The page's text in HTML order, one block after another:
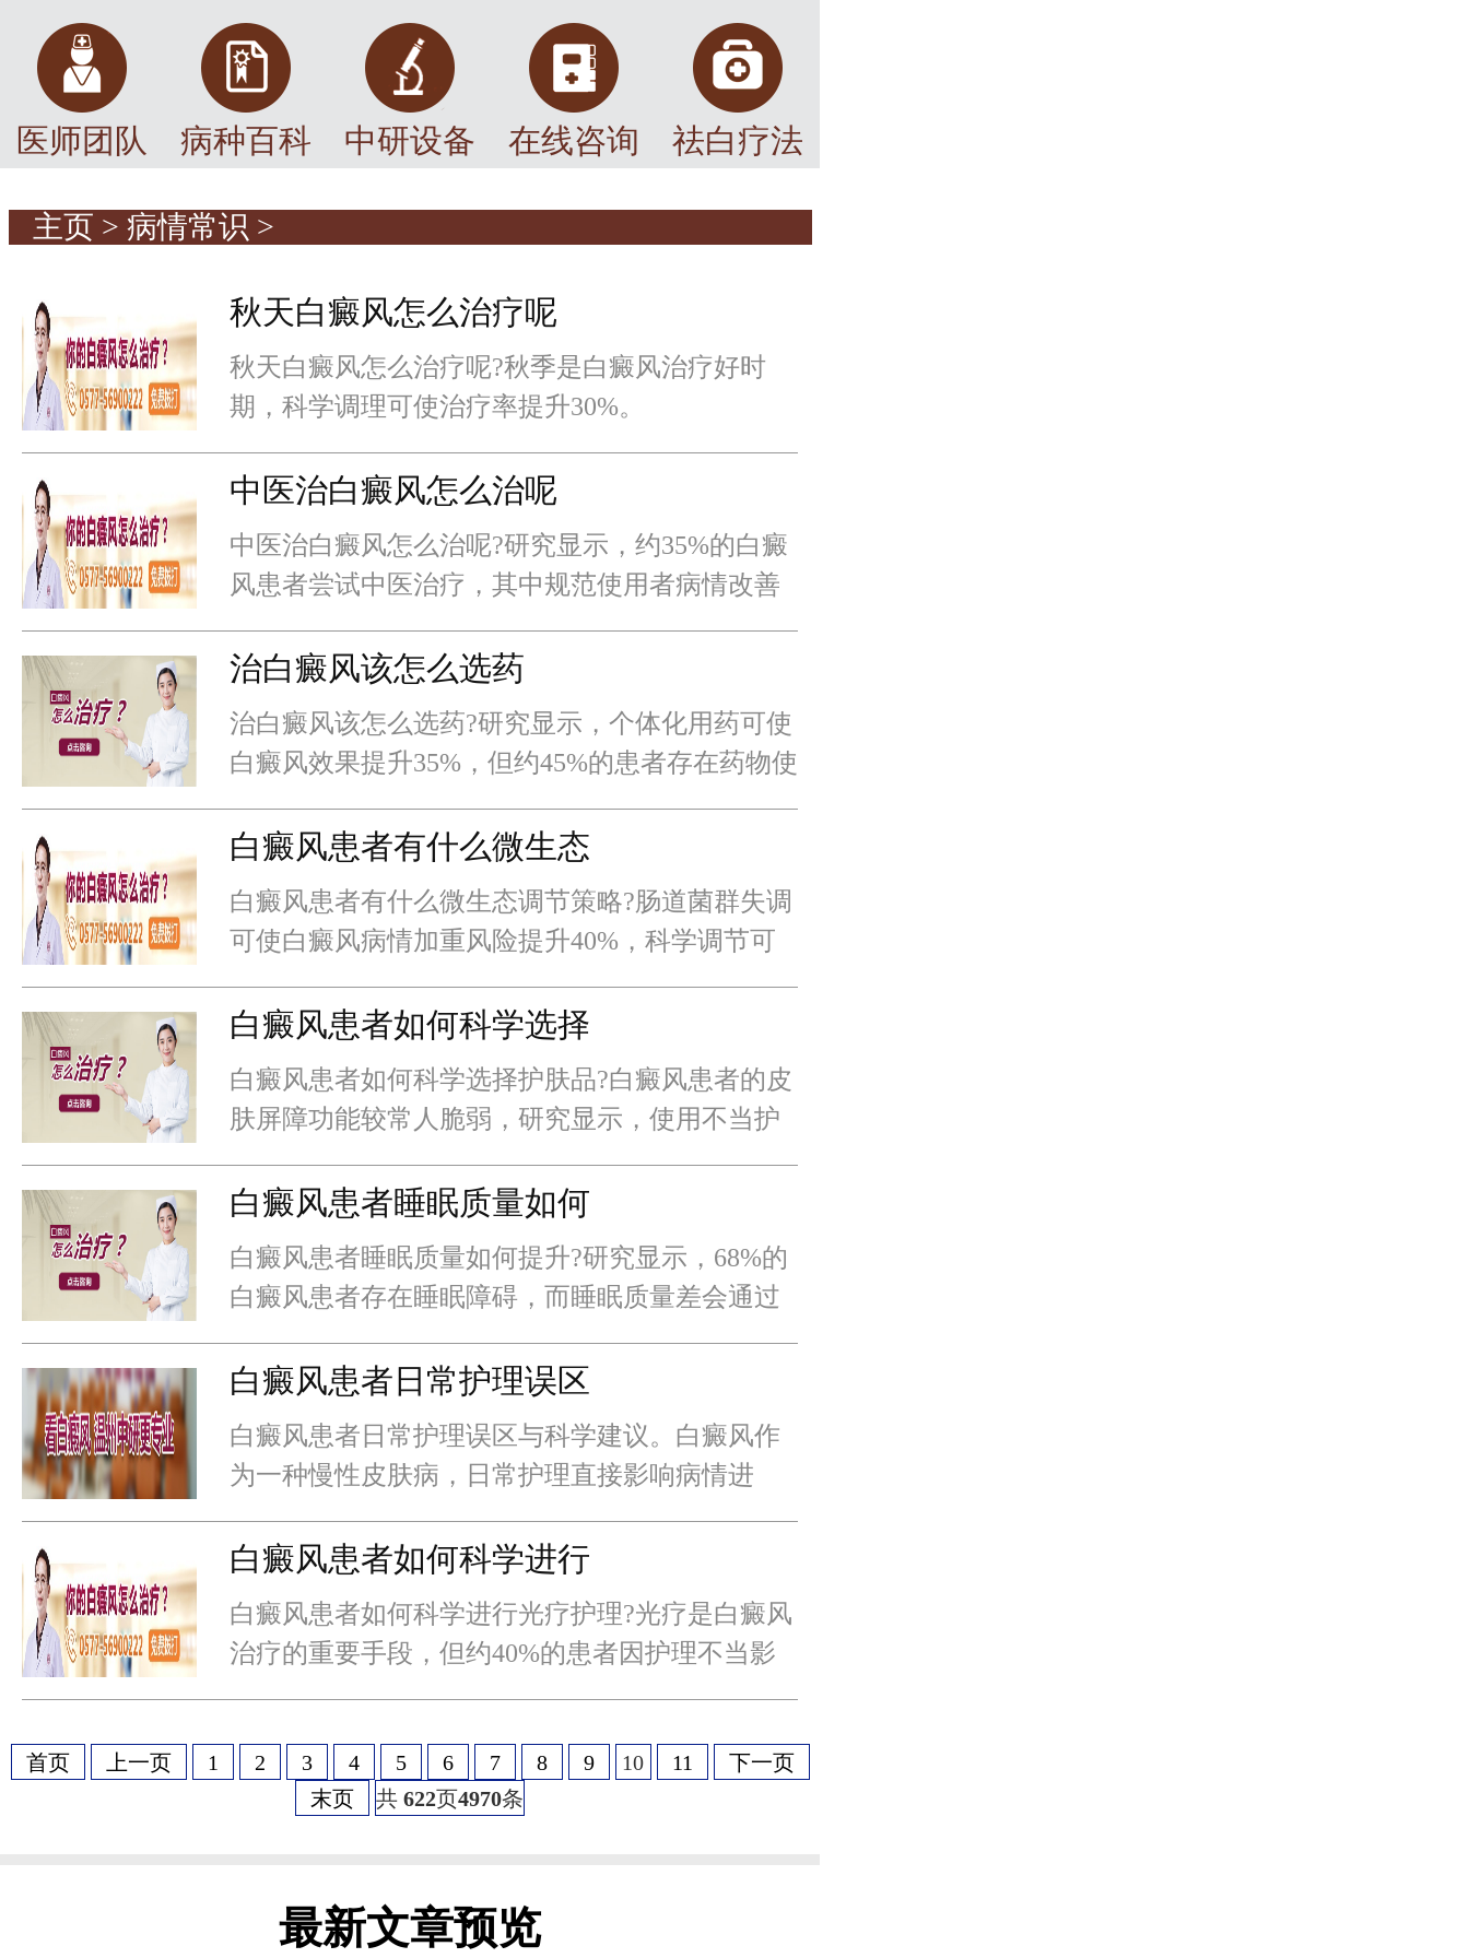
医师团队 病种百科 中研设备 在线咨询 祛白疗法
主页 > 病情常识 >
秋天白癜风怎么治疗呢
秋天白癜风怎么治疗呢?秋季是白癜风治疗好时
期，科学调理可使治疗率提升30%。
中医治白癜风怎么治呢
中医治白癜风怎么治呢?研究显示，约35%的白癜
风患者尝试中医治疗，其中规范使用者病情改善
率达40%。但不当使用可能导致肝肾功能损伤，
科学的中医调理需与现代医学有机结合。
治白癜风该怎么选药
治白癜风该怎么选药?研究显示，个体化用药可使
白癜风效果提升35%，但约45%的患者存在药物使
用不当。不同分期、分型的白癜风需采用差异化
用药方案，错误选择可能延误治疗甚至加重
白癜风患者有什么微生态
白癜风患者有什么微生态调节策略?肠道菌群失调
可使白癜风病情加重风险提升40%，科学调节可
使病情稳定率提高35%。
白癜风患者如何科学选择
白癜风患者如何科学选择护肤品?白癜风患者的皮
肤屏障功能较常人脆弱，研究显示，使用不当护
肤品导致病情加重的比例高达55%。科学选择护
肤品可使皮肤耐受性提升40%，同时降低白斑
白癜风患者睡眠质量如何
白癜风患者睡眠质量如何提升?研究显示，68%的
白癜风患者存在睡眠障碍，而睡眠质量差会通过
神经内分泌途径加重病情。科学改善睡眠可使治
疗效果提升20%以上。
白癜风患者日常护理误区
白癜风患者日常护理误区与科学建议。白癜风作
为一种慢性皮肤病，日常护理直接影响病情进
展。研究显示，约45%的患者因护理不当导致白
斑扩散，其中过度清洁、错误防晒等行为占比
白癜风患者如何科学进行
白癜风患者如何科学进行光疗护理?光疗是白癜风
治疗的重要手段，但约40%的患者因护理不当影
响效果或出现不良反应。科学的护理配合可使光
上
首页 上一页 1 2 3 4 5 6 7 8 9 10 11
下一页
末页
共 622页4970条
最新文章预览